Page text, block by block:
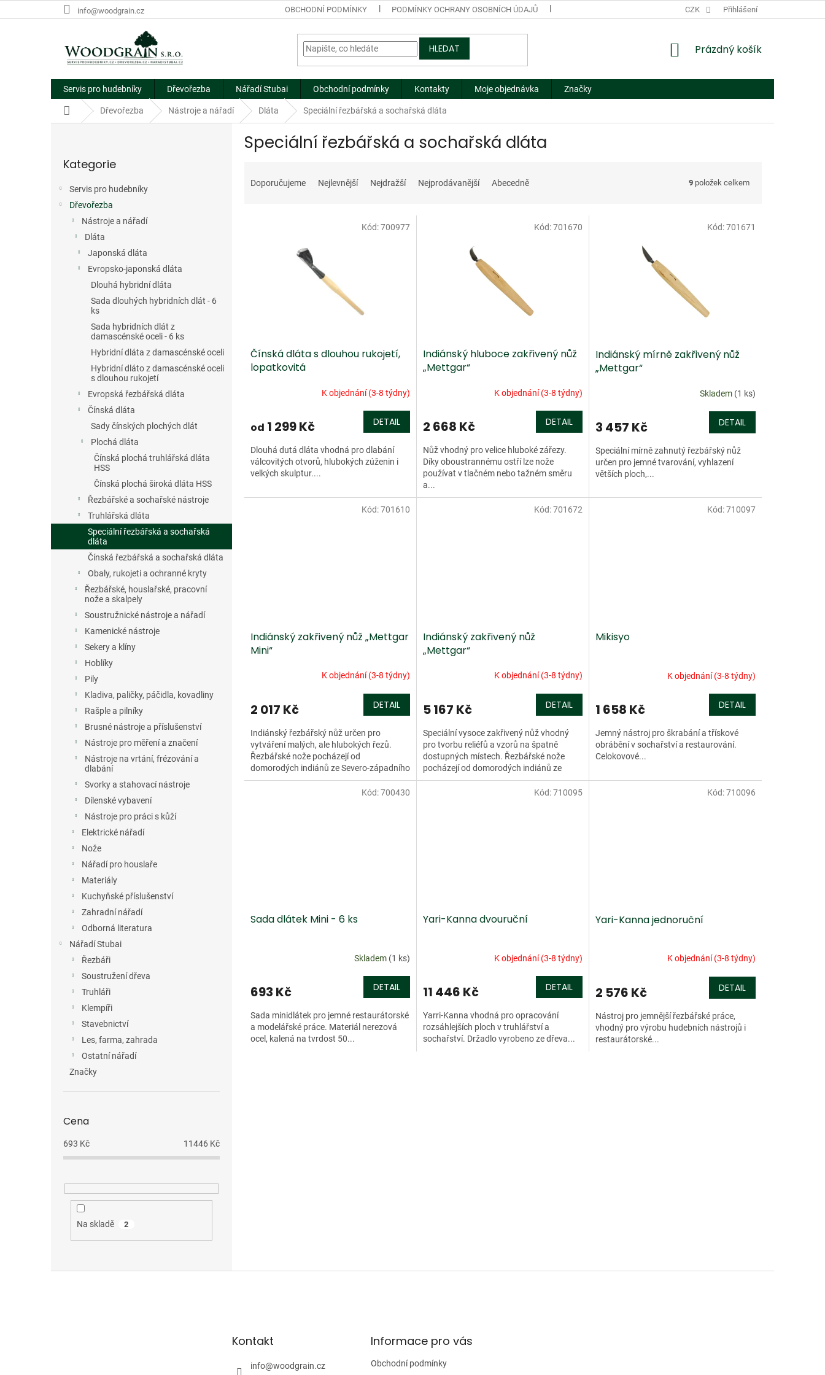
na
info@woodgrain.cz OBCHODNÍ PODMÍNKY PODMÍNKY OCHRANY OSOBNÍCH ÚDAJŮ NÁHRADNÍ PLNĚNÍ
CZK Přihlášení
HLEDAT
NÁKUPNÍ
Prázdný košík
Servis pro hudebníky Dřevořezba Nářadí Stubai Obchodní podmínky Kontakty Moje objednávka Značky
Domů Dřevořezba Nástroje a nářadí Dláta Speciální řezbářská a sochařská dláta
kategorie
Kategorie
Servis pro hudebníky
Dřevořezba
Nástroje a nářadí
Dláta
Japonská dláta
Evropsko-japonská dláta
Dlouhá hybridní dláta
Sada dlouhých hybridních dlát - 6
ks
Sada hybridních dlát z
damascénské oceli - 6 ks
Hybridní dláta z damascénské oceli
Hybridní dláto z damascénské oceli
s dlouhou rukojetí
Evropská řezbářská dláta
Čínská dláta
Sady čínských plochých dlát
Plochá dláta
Čínská plochá truhlářská dláta
HSS
Čínská plochá široká dláta HSS
Řezbářské a sochařské nástroje
Truhlářská dláta
Speciální řezbářská a sochařská
dláta
Čínská řezbářská a sochařská dláta
Obaly, rukojeti a ochranné kryty
Řezbářské, houslařské, pracovní
nože a skalpely
Soustružnické nástroje a nářadí
Kamenické nástroje
Sekery a klíny
Hoblíky
Pily
Kladiva, paličky, páčidla, kovadliny
Rašple a pilníky
Brusné nástroje a příslušenství
Nástroje pro měření a značení
Nástroje na vrtání, frézování a
dlabání
Svorky a stahovací nástroje
Dílenské vybavení
Nástroje pro práci s kůží
Elektrické nářadí
Nože
Nářadí pro houslaře
Materiály
Kuchyňské příslušenství
Zahradní nářadí
Odborná literatura
Nářadí Stubai
Řezbáři
Soustružení dřeva
Truhláři
Klempíři
Stavebnictví
Les, farma, zahrada
Ostatní nářadí
Značky
Cena
693 Kč 11446 Kč
Na skladě 2
Speciální řezbářská a sochařská dláta
aDoporučujeme Nejlevnější Nejdražší Nejprodávanější Abecedně 9 položek celkem
Čínská dláta s dlouhou rukojetí,
lopatkovitá
K objednání (3-8 týdny)
od 1 299 Kč DETAIL
Dlouhá dutá dláta vhodná pro dlabání
válcovitých otvorů, hlubokých zúženin i
velkých skulptur....
Kód:700977
Indiánský hluboce zakřivený nůž
„Mettgar“
K objednání (3-8 týdny)
2 668 Kč DETAIL
Nůž vhodný pro velice hluboké zářezy.
Díky oboustrannému ostří lze nože
používat v tlačném nebo tažném směru
a...
Kód:701670
Indiánský mírně zakřivený nůž
„Mettgar“
Skladem (1 ks)
3 457 Kč DETAIL
Speciální mírně zahnutý řezbářský nůž
určen pro jemné tvarování, vyhlazení
větších ploch,...
Kód:701671
Indiánský zakřivený nůž „Mettgar
Mini“
K objednání (3-8 týdny)
2 017 Kč DETAIL
Indiánský řezbářský nůž určen pro
vytváření malých, ale hlubokých řezů.
Řezbářské nože pocházejí od
domorodých indiánů ze Severo-západního
pobřeží Severní Ameriky, kterými...
Kód:701610
Indiánský zakřivený nůž
„Mettgar“
K objednání (3-8 týdny)
5 167 Kč DETAIL
Speciální vysoce zakřivený nůž vhodný
pro tvorbu reliéfů a vzorů na špatně
dostupných místech. Řezbářské nože
pocházejí od domorodých indiánů ze
Severo-západního pobřeží...
Kód:701672
Mikisyo
K objednání (3-8 týdny)
1 658 Kč DETAIL
Jemný nástroj pro škrabání a třískové
obrábění v sochařství a restaurování.
Celokovové...
Kód:710097
Sada dlátek Mini - 6 ks
Skladem (1 ks)
693 Kč DETAIL
Sada minidlátek pro jemné restaurátorské
a modelářské práce. Materiál nerezová
ocel, kalená na tvrdost 50...
Kód:700430
Yari-Kanna dvouruční
K objednání (3-8 týdny)
11 446 Kč DETAIL
Yarri-Kanna vhodná pro opracování
rozsáhlejších ploch v truhlářství a
sochařství. Držadlo vyrobeno ze dřeva...
Kód:710095
Yari-Kanna jednoruční
K objednání (3-8 týdny)
2 576 Kč DETAIL
Nástroj pro jemnější řezbářské práce,
vhodný pro výrobu hudebních nástrojů i
restaurátorské...
Kód:710096
Kontakt
info@woodgrain.cz
Informace pro vás
Obchodní podmínky